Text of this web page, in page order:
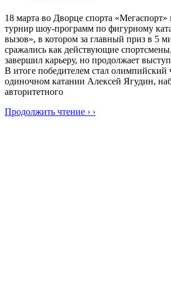
18 марта во Дворце спорта
турнир шоу-программ по фигурному
вызов», в котором за главный приз в 5
сражались как действующие
завершил карьеру, но продолжает
В итоге победителем стал
одиночном катании Алексей Ягудин,
авторитетного
Продолжить чтение › ›